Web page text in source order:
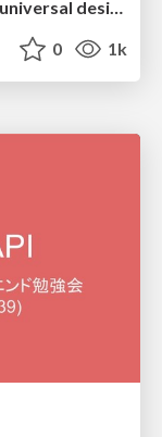
カラーユニバーサルデザイン / color universal design
0 1k